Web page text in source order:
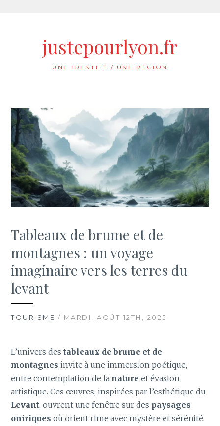
justepourlyon.fr
UNE IDENTITÉ / UNE RÉGION
Tableaux de brume et de
montagnes : un voyage
imaginaire vers les terres du
levant
TOURISME / MARDI, AOÛT 12TH, 2025
L’univers destableaux de brume et de
montagnes invite à une immersion poétique,
entre contemplation de la nature et évasion
artistique. Ces œuvres, inspirées par l’esthétique du
Levant, ouvrent une fenêtre sur des paysages
oniriques où orient rime avec mystère et sérénité.